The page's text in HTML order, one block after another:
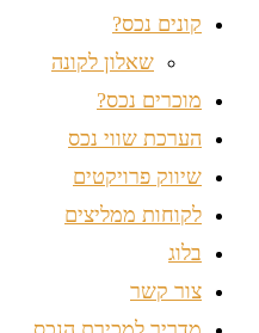
קונים נכס?
שאלון לקונה
מוכרים נכס?
הערכת שווי נכס
שיווק פרויקטים
לקוחות ממליצים
בלוג
צור קשר